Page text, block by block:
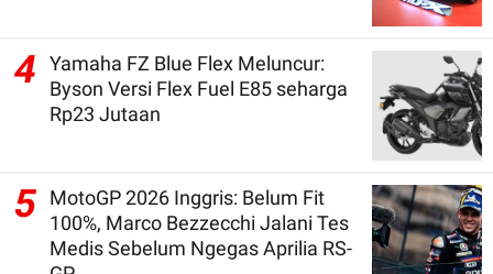
4
Yamaha FZ Blue Flex Meluncur:
Byson Versi Flex Fuel E85 seharga
Rp23 Jutaan
5 MotoGP 2026 Inggris: Belum Fit
100%, Marco Bezzecchi Jalani Tes
Medis Sebelum Ngegas Aprilia RS-